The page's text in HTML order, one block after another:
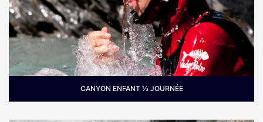
CANYON ENFANT ½ JOURNÉE